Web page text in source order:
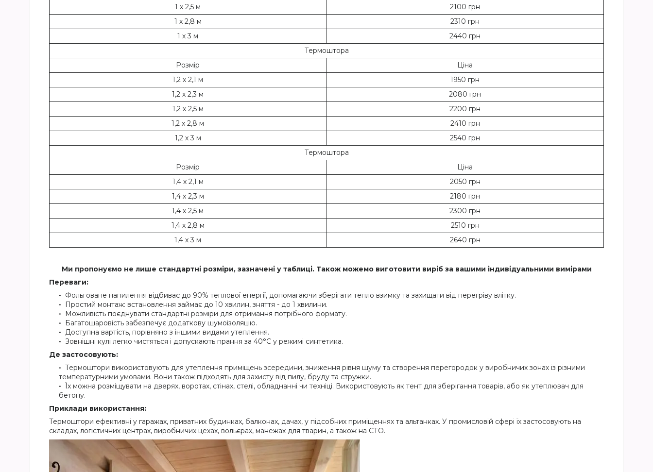
1 х 2,5 м
2100 грн
1 х 2,8 м
2310 грн
1 х 3 м
2440 грн
Термоштора
Розмір
Ціна
1,2 х 2,1 м
1950 грн
1,2 х 2,3 м
2080 грн
1,2 х 2,5 м
2200 грн
1,2 х 2,8 м
2410 грн
1,2 х 3 м
2540 грн
Термоштора
Розмір
Ціна
1,4 х 2,1 м
2050 грн
1,4 х 2,3 м
2180 грн
1,4 х 2,5 м
2300 грн
1,4 х 2,8 м
2510 грн
1,4 х 3 м
2640 грн
Ми пропонуємо не лише стандартні розміри, зазначені у таблиці. Також можемо виготовити виріб за вашими індивідуальними вимірами
Переваги:
Фольговане напилення відбиває до 90% теплової енергії, допомагаючи зберігати тепло взимку та захищати від перегріву влітку.
Простий монтаж: встановлення займає до 10 хвилин, зняття - до 1 хвилини.
Можливість поєднувати стандартні розміри для отримання потрібного формату.
Багатошаровість забезпечує додаткову шумоізоляцію.
Доступна вартість, порівняно з іншими видами утеплення.
Зовнішні кулі легко чистяться і допускають прання за 40°C у режимі синтетика.
Де застосовують:
Термоштори використовують для утеплення приміщень зсередини, зниження рівня шуму та створення перегородок у виробничих зонах із різними
температурними умовами. Вони також підходять для захисту від пилу, бруду та стружки.
Їх можна розміщувати на дверях, воротах, стінах, стелі, обладнанні чи техніці. Використовують як тент для зберігання товарів, або як утеплювач для
бетону.
Приклади використання:
Термоштори ефективні у гаражах, приватних будинках, балконах, дачах, у підсобних приміщеннях та альтанках. У промисловій сфері їх застосовують на
складах, логістичних центрах, виробничих цехах, вольєрах, манежах для тварин, а також на СТО.